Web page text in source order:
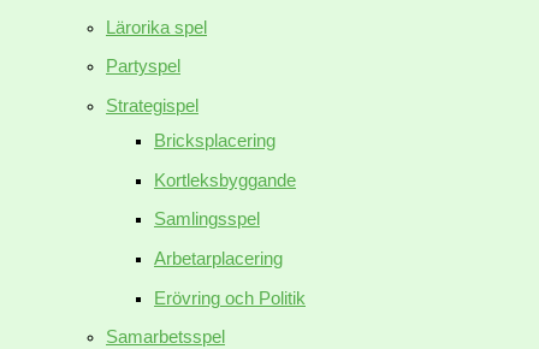
Lärorika spel
Partyspel
Strategispel
Bricksplacering
Kortleksbyggande
Samlingsspel
Arbetarplacering
Erövring och Politik
Samarbetsspel